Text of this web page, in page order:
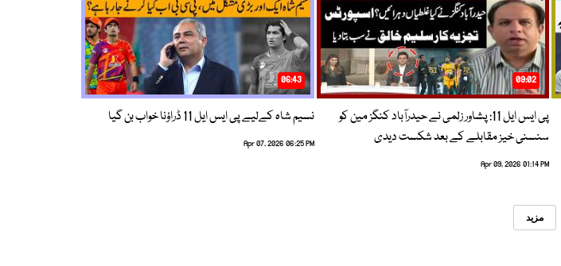
09:02
پی ایس ایل 11: پشاور زلمی نے حیدرآباد کنگز مین کو
سنسنی خیز مقابلے کے بعد شکست دیدی
Apr 09, 2026 01:14 PM
06:43
نسیم شاہ کےلیے پی ایس ایل 11 ڈراؤنا خواب بن گیا
Apr 07, 2026 06:25 PM
مزید